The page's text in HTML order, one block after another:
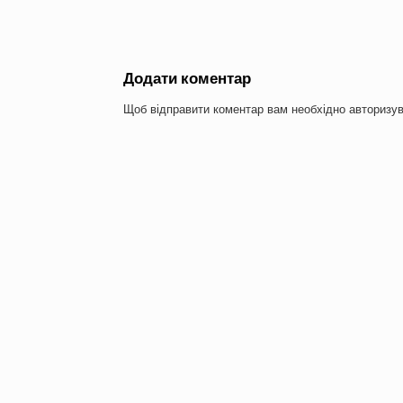
Додати коментар
Щоб відправити коментар вам необхідно